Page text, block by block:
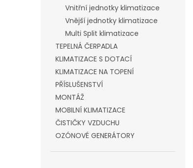
Vnitřní jednotky klimatizace
Vnější jednotky klimatizace
Multi Split klimatizace
TEPELNÁ ČERPADLA
KLIMATIZACE S DOTACÍ
KLIMATIZACE NA TOPENÍ
PŘÍSLUŠENSTVÍ
MONTÁŽ
MOBILNÍ KLIMATIZACE
ČISTIČKY VZDUCHU
OZÓNOVÉ GENERÁTORY